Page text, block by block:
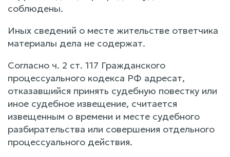
соблюдены.
Иных сведений о месте жительстве ответчика
материалы дела не содержат.
Согласно ч. 2 ст. 117 Гражданского
процессуального кодекса РФ адресат,
отказавшийся принять судебную повестку или
иное судебное извещение, считается
извещенным о времени и месте судебного
разбирательства или совершения отдельного
процессуального действия.